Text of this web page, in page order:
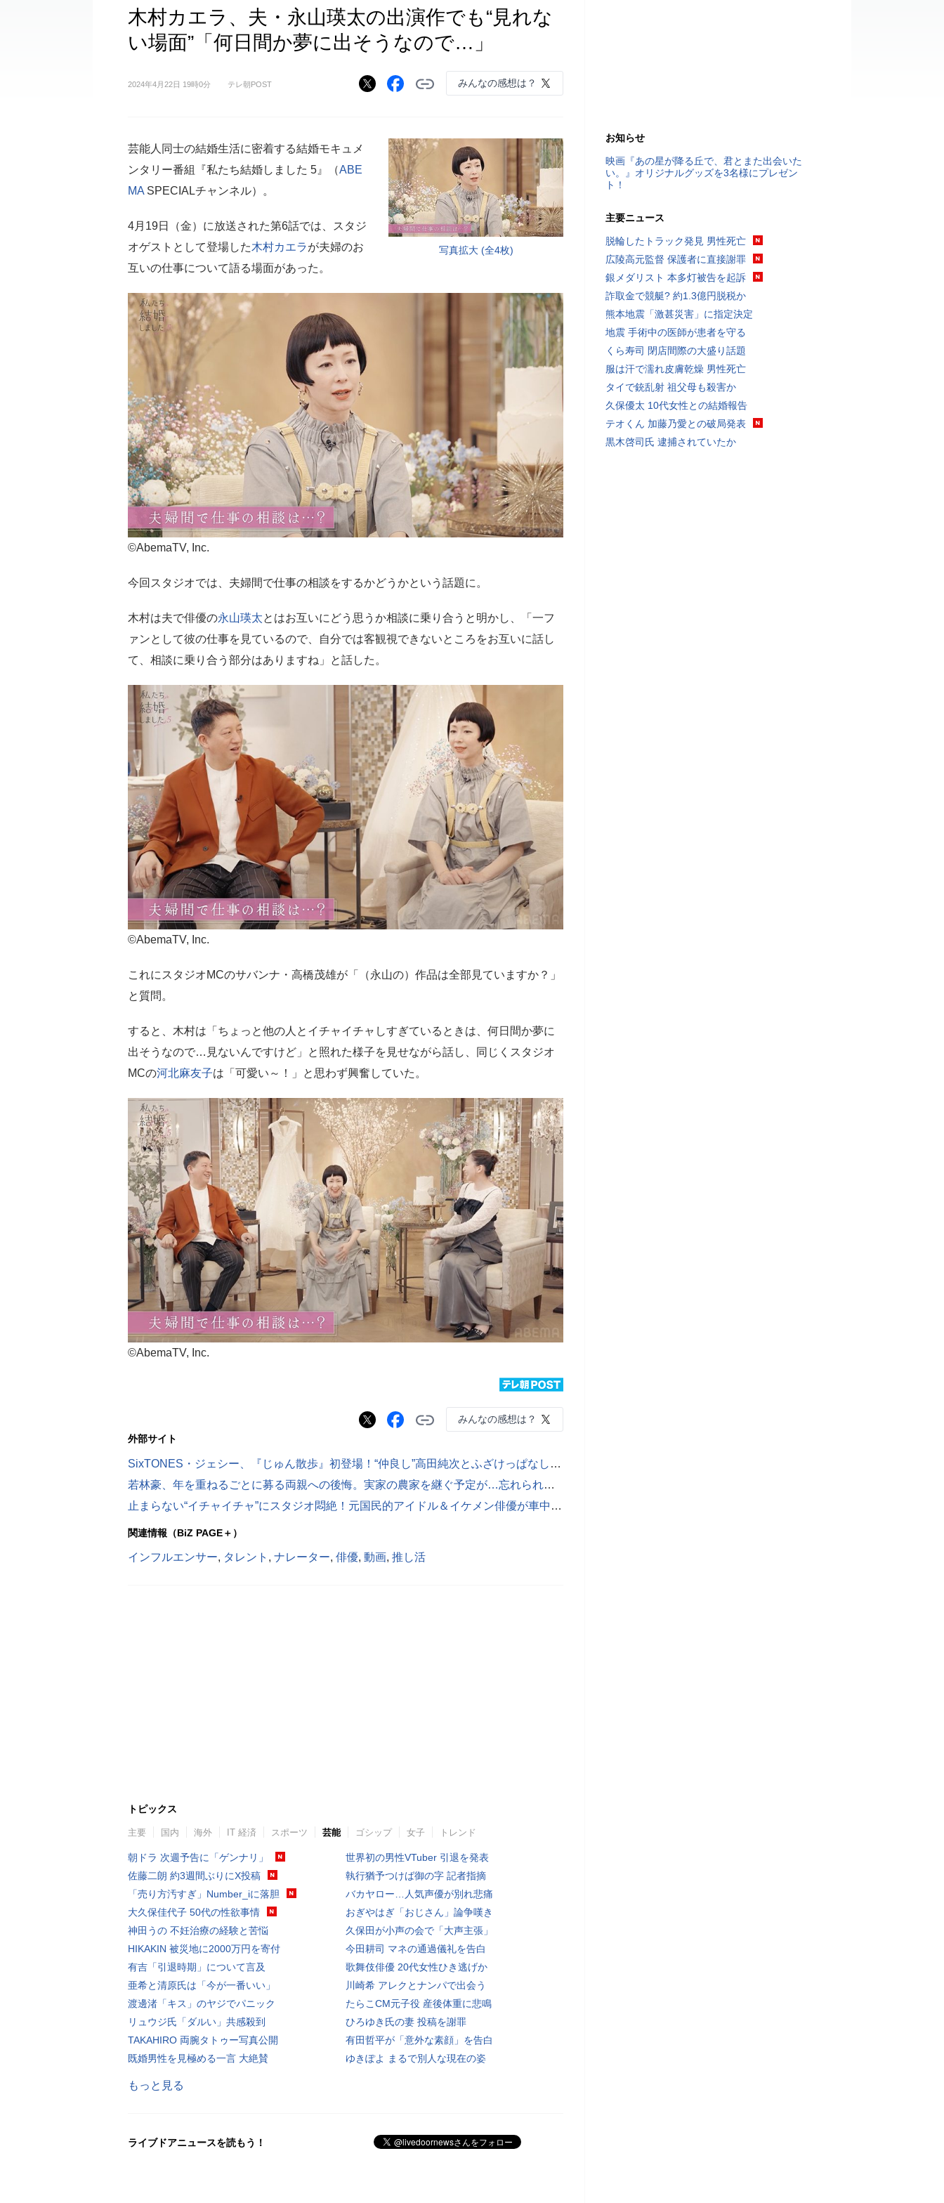
木村カエラ、夫・永山瑛太の出演作でも“見れな
い場面”「何日間か夢に出そうなので…」
2024年4月22日 19時0分 テレ朝POST みんなの感想は？
写真拡大 (全4枚)
芸能人同士の結婚生活に密着する結婚モキュメ
ンタリー番組『私たち結婚しました 5』（ABE
MA SPECIALチャンネル）。
4月19日（金）に放送された第6話では、スタジ
オゲストとして登場した木村カエラが夫婦のお
互いの仕事について語る場面があった。
©AbemaTV, Inc.
今回スタジオでは、夫婦間で仕事の相談をするかどうかという話題に。
木村は夫で俳優の永山瑛太とはお互いにどう思うか相談に乗り合うと明かし、「一フ
ァンとして彼の仕事を見ているので、自分では客観視できないところをお互いに話し
て、相談に乗り合う部分はありますね」と話した。
©AbemaTV, Inc.
これにスタジオMCのサバンナ・高橋茂雄が「（永山の）作品は全部見ていますか？」
と質問。
すると、木村は「ちょっと他の人とイチャイチャしすぎているときは、何日間か夢に
出そうなので…見ないんですけど」と照れた様子を見せながら話し、同じくスタジオ
MCの河北麻友子は「可愛い～！」と思わず興奮していた。
©AbemaTV, Inc.
みんなの感想は？
外部サイト
SixTONES・ジェシー、『じゅん散歩』初登場！“仲良し”高田純次とふざけっぱなしの爆笑散歩
若林豪、年を重ねるごとに募る両親への後悔。実家の農家を継ぐ予定が…忘れられない2人の反応
止まらない“イチャイチャ”にスタジオ悶絶！元国民的アイドル＆イケメン俳優が車中で密着
関連情報（BiZ PAGE＋）
インフルエンサー, タレント , ナレーター, 俳優, 動画, 推し活
トピックス
主要 国内 海外 IT 経済 スポーツ 芸能 ゴシップ 女子 トレンド
朝ドラ 次週予告に「ゲンナリ」
佐藤二朗 約3週間ぶりにX投稿
「売り方汚すぎ」Number_iに落胆
大久保佳代子 50代の性欲事情
神田うの 不妊治療の経験と苦悩
HIKAKIN 被災地に2000万円を寄付
有吉「引退時期」について言及
亜希と清原氏は「今が一番いい」
渡邊渚「キス」のヤジでパニック
リュウジ氏「ダルい」共感殺到
TAKAHIRO 両腕タトゥー写真公開
既婚男性を見極める一言 大絶賛
世界初の男性VTuber 引退を発表
執行猶予つけば御の字 記者指摘
バカヤロー…人気声優が別れ悲痛
おぎやはぎ「おじさん」論争嘆き
久保田が小声の会で「大声主張」
今田耕司 マネの通過儀礼を告白
歌舞伎俳優 20代女性ひき逃げか
川崎希 アレクとナンパで出会う
たらこCM元子役 産後体重に悲鳴
ひろゆき氏の妻 投稿を謝罪
有田哲平が「意外な素顔」を告白
ゆきぽよ まるで別人な現在の姿
もっと見る
ライブドアニュースを読もう！
お知らせ
映画『あの星が降る丘で、君とまた出会いた
い。』オリジナルグッズを3名様にプレゼン
ト！
主要ニュース
脱輪したトラック発見 男性死亡
広陵高元監督 保護者に直接謝罪
銀メダリスト 本多灯被告を起訴
詐取金で競艇? 約1.3億円脱税か
熊本地震「激甚災害」に指定決定
地震 手術中の医師が患者を守る
くら寿司 閉店間際の大盛り話題
服は汗で濡れ皮膚乾燥 男性死亡
タイで銃乱射 祖父母も殺害か
久保優太 10代女性との結婚報告
テオくん 加藤乃愛との破局発表
黒木啓司氏 逮捕されていたか